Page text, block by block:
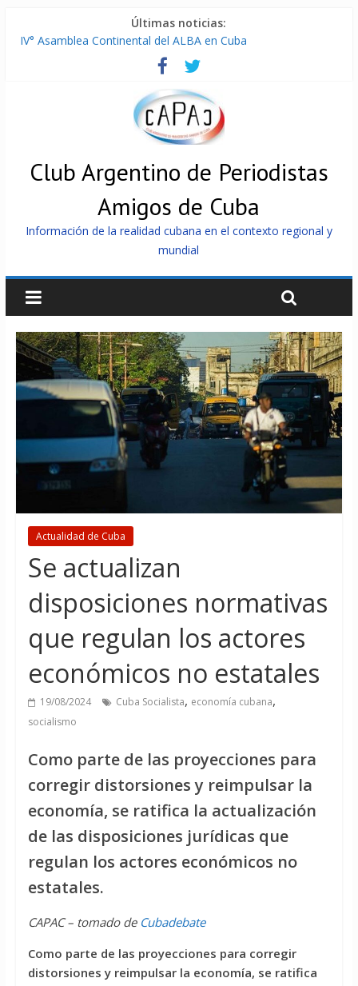
Últimas noticias:
IV° Asamblea Continental del ALBA en Cuba
ONU gestiona con “varios países interesados” envío de
Cuba, la «Gaza silenciosa»
Encuentro de Partidos Comunistas y Obreros en Cuba
China envía a Cuba sistemas 5.000 fotovoltaicos
Club Argentino de Periodistas
Amigos de Cuba
Información de la realidad cubana en el contexto regional y
mundial
Actualidad de Cuba
Se actualizan
disposiciones normativas
que regulan los actores
económicos no estatales
19/08/2024 Cuba Socialista, economía cubana,
socialismo
Como parte de las proyecciones para
corregir distorsiones y reimpulsar la
economía, se ratifica la actualización
de las disposiciones jurídicas que
regulan los actores económicos no
estatales.
CAPAC – tomado de Cubadebate
Como parte de las proyecciones para corregir
distorsiones y reimpulsar la economía, se ratifica